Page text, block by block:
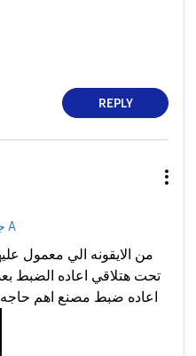
REPLY
جالاكسى A
من الايقونه الي معمول
تحت هتلاقي اعاده الضبط
اعاده ضبط مصنع اهم